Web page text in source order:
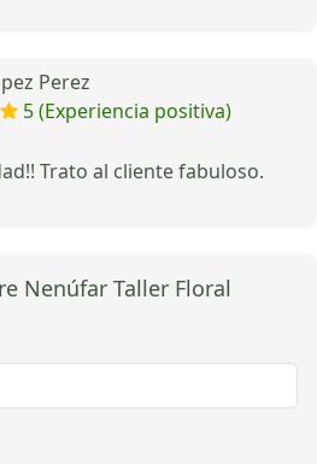
Perez
5 (Experiencia positiva)
Trato al cliente fabuloso.
Nenúfar Taller Floral